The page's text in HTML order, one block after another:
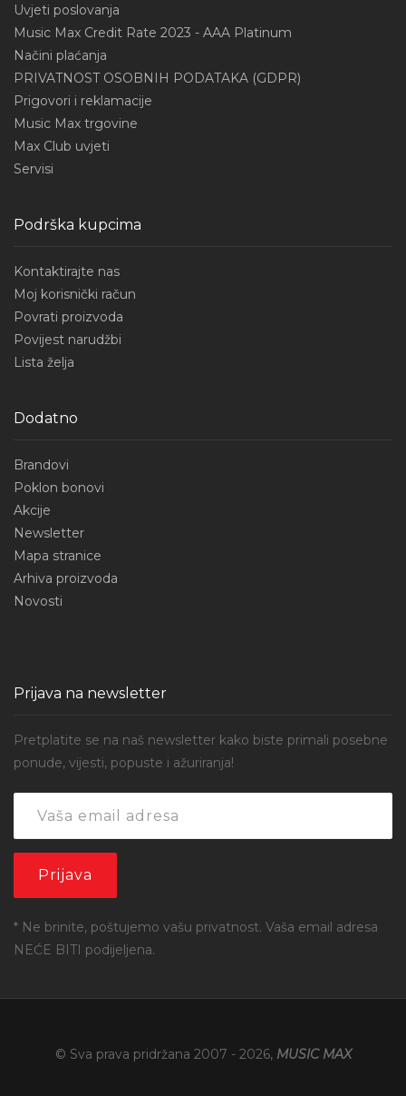
Uvjeti poslovanja
Music Max Credit Rate 2023 - AAA Platinum
Načini plaćanja
PRIVATNOST OSOBNIH PODATAKA (GDPR)
Prigovori i reklamacije
Music Max trgovine
Max Club uvjeti
Servisi
Podrška kupcima
Kontaktirajte nas
Moj korisnički račun
Povrati proizvoda
Povijest narudžbi
Lista želja
Dodatno
Brandovi
Poklon bonovi
Akcije
Newsletter
Mapa stranice
Arhiva proizvoda
Novosti
Prijava na newsletter
Pretplatite se na naš newsletter kako biste primali posebne
ponude, vijesti, popuste i ažuriranja!
* Ne brinite, poštujemo vašu privatnost. Vaša email adresa
NEĆE BITI podijeljena.
© Sva prava pridržana 2007 - 2026, MUSIC MAX